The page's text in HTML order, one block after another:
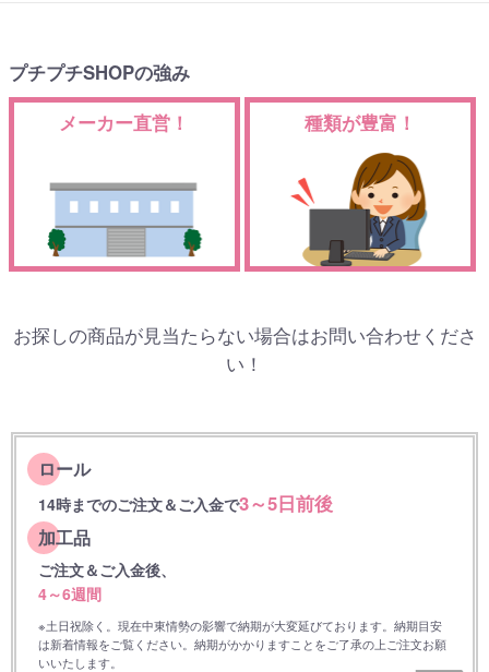
プチプチSHOPの強み
メーカー直営！
種類が豊富！
お探しの商品が見当たらない場合はお問い合わせくださ
い！
ロール
14時までのご注文＆ご入金で3～5日前後
加工品
ご注文＆ご入金後、
4～6週間
※土日祝除く。現在中東情勢の影響で納期が大変延びております。納期目安
は新着情報をご覧ください。納期がかかりますことをご了承の上ご注文お願
いいたします。